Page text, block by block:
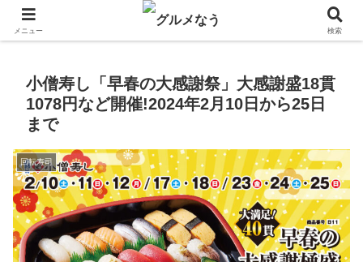
飲食店キャンペーン・食品飲料お菓子新発売のグルメニュース。
小僧寿し「早春の大感謝祭」大感謝盛18貫
1078円など開催!2024年2月10日から25日
まで
回転寿司
メニュー 検索